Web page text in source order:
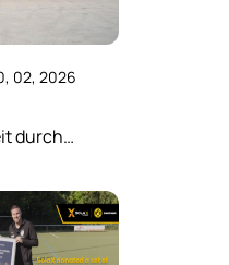
02, 2026
durch